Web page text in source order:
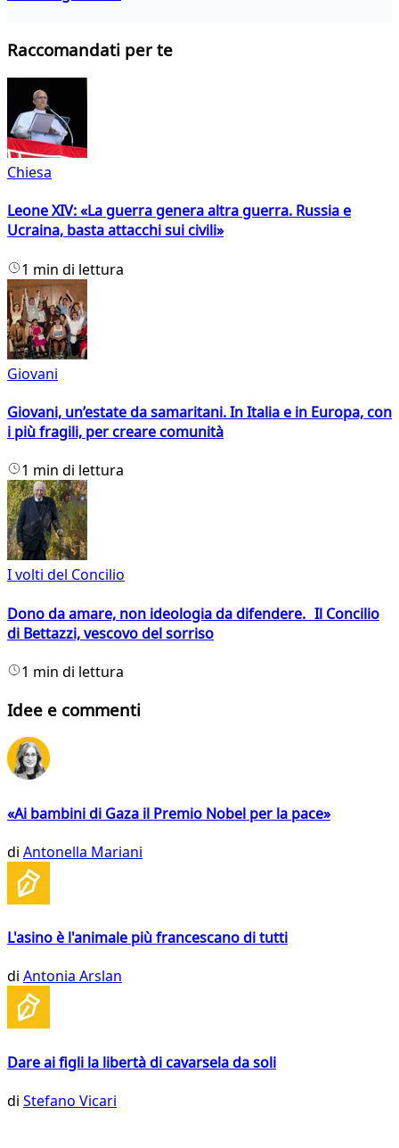
Raccomandati per te
Chiesa
Leone XIV: «La guerra genera altra guerra. Russia e
Ucraina, basta attacchi sui civili»
1 min di lettura
Giovani
Giovani, un’estate da samaritani. In Italia e in Europa, con
i più fragili, per creare comunità
1 min di lettura
I volti del Concilio
Dono da amare, non ideologia da difendere. Il Concilio
di Bettazzi, vescovo del sorriso
1 min di lettura
Idee e commenti
«Ai bambini di Gaza il Premio Nobel per la pace»
di Antonella Mariani
L'asino è l'animale più francescano di tutti
di Antonia Arslan
Dare ai figli la libertà di cavarsela da soli
di Stefano Vicari